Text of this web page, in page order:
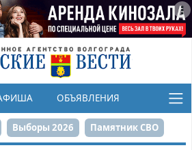
ОБЪЯВЛЕНИЯ
КОНКУРСЫ
Выборы 2026 Памятник СВО